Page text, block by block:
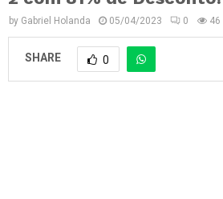
by Gabriel Holanda 05/04/2023 0 46
SHARE 0